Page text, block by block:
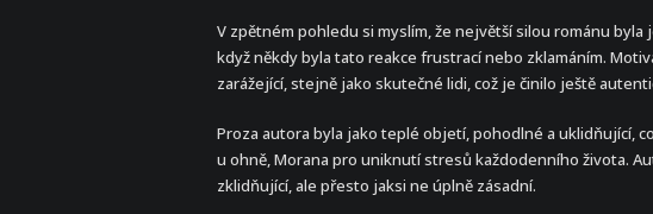
V zpětném pohledu si myslím, že největší silou románu
když někdy byla tato reakce frustrací nebo zklamáním.
zarážející, stejně jako skutečné lidi, což je činilo ještě
Proza autora byla jako teplé objetí, pohodlné a uklidňující,
u ohně, Morana pro uniknutí stresů každodenního života.
zklidňující, ale přesto jaksi ne úplně zásadní.